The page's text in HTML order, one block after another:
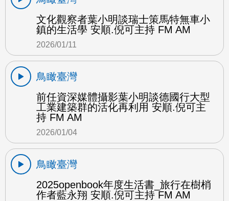
文化觀察者葉小明談瑞士策馬特無車小
鎮的生活學 安順.倪可主持 FM AM
2026/01/11
鳥瞰臺灣
前任資深媒體攝影葉小明談德國行大型
工業建築群的活化再利用 安順.倪可主
持 FM AM
2026/01/04
鳥瞰臺灣
2025openbook年度生活書_旅行在樹梢
作者藍永翔 安順.倪可主持 FM AM